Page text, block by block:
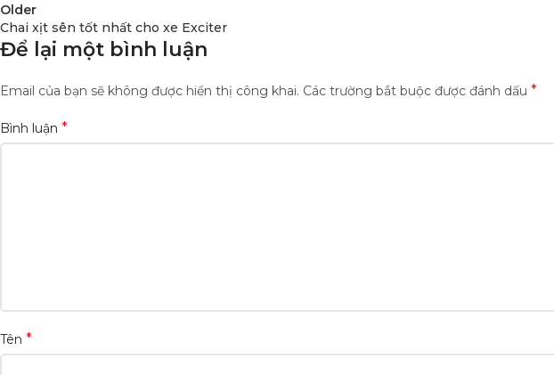
Older
Chai xịt sên tốt nhất cho xe Exciter
Để lại một bình luận
Email của bạn sẽ không được hiển thị công khai. Các trường bắt buộc được đánh dấu *
Bình luận *
Tên *